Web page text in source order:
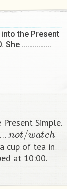
the Present
She …………….
Simple.
not/w atch
a cup of tea in
at 10:00.